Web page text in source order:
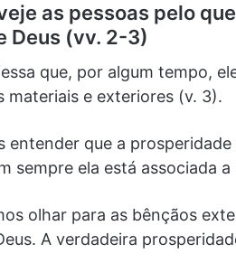
as pessoas pelo
Deus (vv. 2-3)
que, por algum tempo,
materiais e exteriores (v. 3).
entender que a
sempre ela está associada
olhar para as bênçãos
A verdadeira